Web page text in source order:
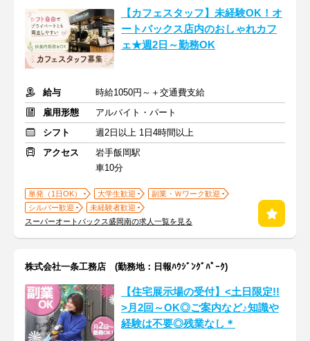
【カフェスタッフ】未経験OK！オ
ートバックス店内のおしゃれカフ
ェ★週2日～勤務OK
給与
時給1050円～＋交通費支給
雇用形態
アルバイト・パート
シフト
週2日以上 1日4時間以上
アクセス
岩手飯岡駅
車10分
単発（1日OK） 大学生歓迎
副業・Ｗワーク歓迎
シルバー歓迎
未経験者歓迎
スーパーオートバックス盛岡南の求人一覧を見る
株式会社一条工務店 (勤務地：日報ﾊｳｼﾞﾝｸﾞﾊﾟｰｸ)
【住宅展示場の受付】<土日限定!!
>月2回～OK◎ご案内など♪知識や
経験は不要◎残業なし＊